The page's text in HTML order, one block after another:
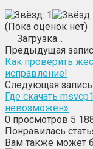
(Пока оценок нет)
Загрузка...
Предыдущая
Как проверить
исправление!
Следующая запись
Где cкачать
невозможен»
0 просмотров 5
Понравилась
Вам также может